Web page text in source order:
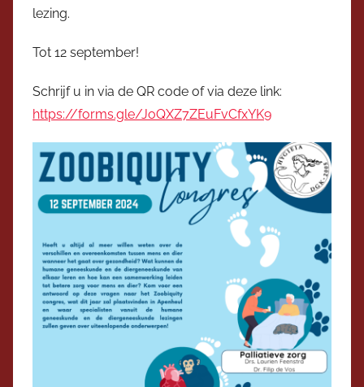
lezing.
Tot 12 september!
Schrijf u in via de QR code of via deze link:
https://forms.gle/JoQXZ7ZEuFvCfxYK9